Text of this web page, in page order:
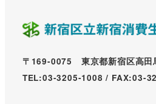
〒169-0075 東京都新宿区高田
TEL:03-3205-1008 / FAX:03-